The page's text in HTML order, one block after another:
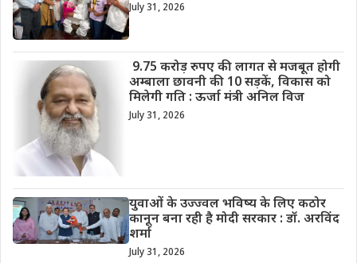
July 31, 2026
9.75 करोड़ रुपए की लागत से मजबूत होगी
अम्बाला छावनी की 10 सड़कें, विकास को
मिलेगी गति : ऊर्जा मंत्री अनिल विज
July 31, 2026
युवाओं के उज्ज्वल भविष्य के लिए कठोर
कानून बना रही है मोदी सरकार : डॉ. अरविंद
शर्मा
July 31, 2026